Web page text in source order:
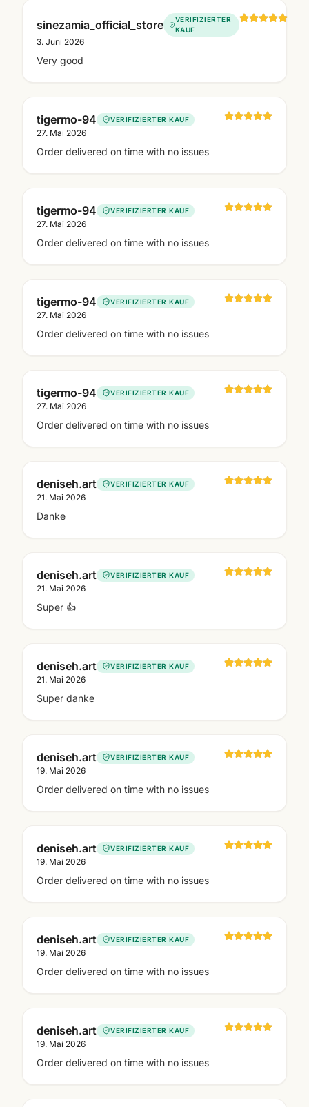
sinezamia_official_store
VERIFIZIERTER
KAUF
3. Juni 2026
Very good
tigermo-94 VERIFIZIERTER KAUF
27. Mai 2026
Order delivered on time with no issues
tigermo-94 VERIFIZIERTER KAUF
27. Mai 2026
Order delivered on time with no issues
tigermo-94 VERIFIZIERTER KAUF
27. Mai 2026
Order delivered on time with no issues
tigermo-94 VERIFIZIERTER KAUF
27. Mai 2026
Order delivered on time with no issues
deniseh.art VERIFIZIERTER KAUF
21. Mai 2026
Danke
deniseh.art VERIFIZIERTER KAUF
21. Mai 2026
Super 👍
deniseh.art VERIFIZIERTER KAUF
21. Mai 2026
Super danke
deniseh.art VERIFIZIERTER KAUF
19. Mai 2026
Order delivered on time with no issues
deniseh.art VERIFIZIERTER KAUF
19. Mai 2026
Order delivered on time with no issues
deniseh.art VERIFIZIERTER KAUF
19. Mai 2026
Order delivered on time with no issues
deniseh.art VERIFIZIERTER KAUF
19. Mai 2026
Order delivered on time with no issues